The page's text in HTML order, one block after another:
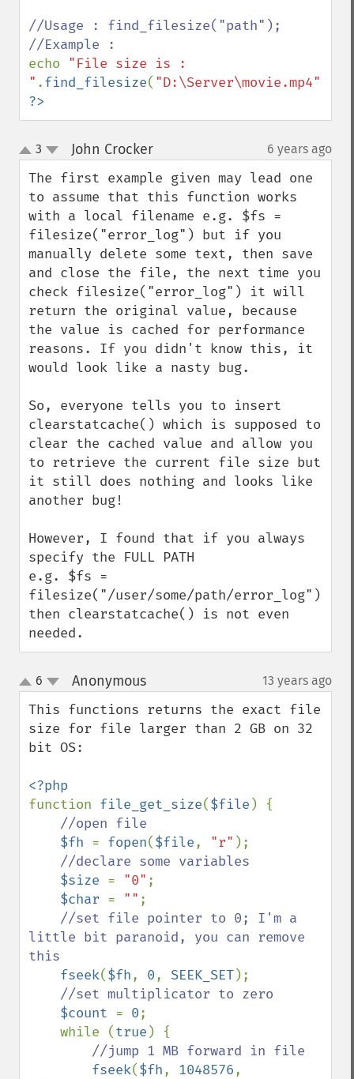
//Usage : find_filesize("path");
echo "File size is :
" .find_filesize( "D:\Server\movie.mp4"
?>
up
down
3 John Crocker¶ 6 years ago
The first example given may lead one
to assume that this function works
with a local filename e.g. $fs =
filesize("error_log") but if you
manually delete some text, then save
and close the file, the next time you
check filesize("error_log") it will
return the original value, because
the value is cached for performance
reasons. If you didn't know this, it
would look like a nasty bug.
So, everyone tells you to insert
clearstatcache() which is supposed to
clear the cached value and allow you
to retrieve the current file size but
it still does nothing and looks like
another bug!
However, I found that if you always
specify the FULL PATH
e.g. $fs =
filesize("/user/some/path/error_log");
then clearstatcache() is not even
needed.
up
down
6 Anonymous¶ 13 years ago
This functions returns the exact file
size for file larger than 2 GB on 32
bit OS:
function file_get_size($file ) {
//open file
$fh = fopen($file, "r" );
//declare some variables
$size = "0" ;
$char = "" ;
//set file pointer to 0; I'm a
little bit paranoid, you can remove
this
fseek($fh, 0, SEEK_SET);
//set multiplicator to zero
$count = 0;
    while (
true ) {
//jump 1 MB forward in file
fseek($fh, 1048576